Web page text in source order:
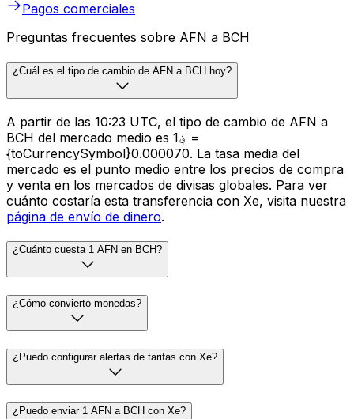
Pagos comerciales
Preguntas frecuentes sobre AFN a BCH
¿Cuál es el tipo de cambio de AFN a BCH hoy?
A partir de las 10:23 UTC, el tipo de cambio de AFN a
BCH del mercado medio es ؋1 =
{toCurrencySymbol}0.000070. La tasa media del
mercado es el punto medio entre los precios de compra
y venta en los mercados de divisas globales. Para ver
cuánto costaría esta transferencia con Xe, visita nuestra
página de envío de dinero.
¿Cuánto cuesta 1 AFN en BCH?
¿Cómo convierto monedas?
¿Puedo configurar alertas de tarifas con Xe?
¿Puedo enviar 1 AFN a BCH con Xe?